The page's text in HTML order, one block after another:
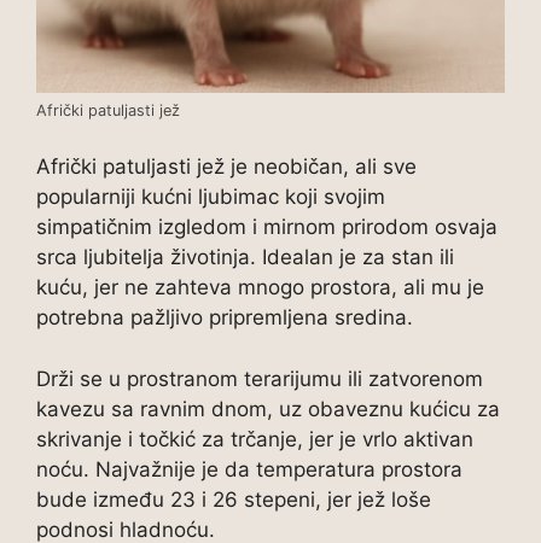
Afrički patuljasti jež
Afrički patuljasti jež je neobičan, ali sve
popularniji kućni ljubimac koji svojim
simpatičnim izgledom i mirnom prirodom osvaja
srca ljubitelja životinja. Idealan je za stan ili
kuću, jer ne zahteva mnogo prostora, ali mu je
potrebna pažljivo pripremljena sredina.
Drži se u prostranom terarijumu ili zatvorenom
kavezu sa ravnim dnom, uz obaveznu kućicu za
skrivanje i točkić za trčanje, jer je vrlo aktivan
noću. Najvažnije je da temperatura prostora
bude između 23 i 26 stepeni, jer jež loše
podnosi hladnoću.